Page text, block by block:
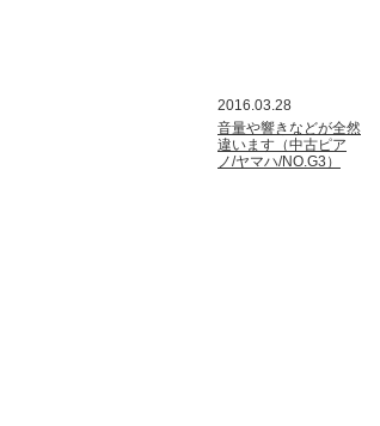
2016.03.28
音量や響きなどが全然
違います（中古ピア
ノ/ヤマハ/NO.G3）